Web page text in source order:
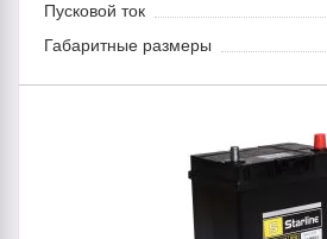
Пусковой ток
Габаритные размеры